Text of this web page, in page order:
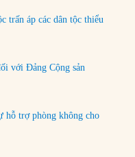
trấn áp các dân tộc thiểu
với Đảng Cộng sản
hỗ trợ phòng không cho